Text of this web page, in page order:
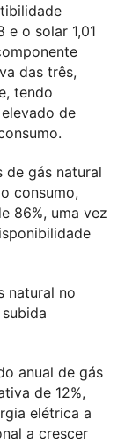
e o solar 1,01
das três,
tendo
de
de gás natural
consumo,
86%, uma vez
natural no
anual de gás
de 12%,
elétrica a
a crescer